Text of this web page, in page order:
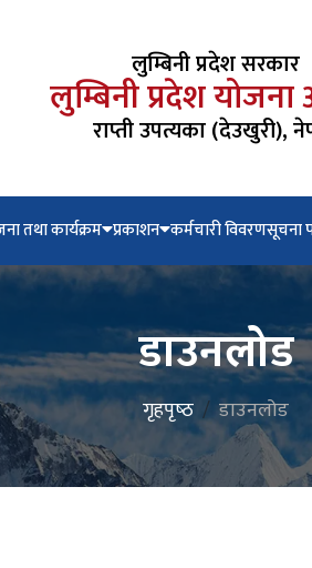
लुम्बिनी प्रदेश सरकार
लुम्बिनी प्रदेश
राप्ती उपत्यका (देउखुरी),
तथा कार्यक्रम प्रकाशन कर्मचारी विवरणसूचना
डाउनलोड
गृहपृष्‍ठ डाउनलोड